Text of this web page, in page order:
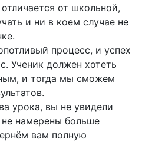
от школьной,
и ни в коем случае не
процесс, и успех
Ученик должен хотеть
и тогда мы сможем
урока, вы не увидели
намерены больше
вам полную